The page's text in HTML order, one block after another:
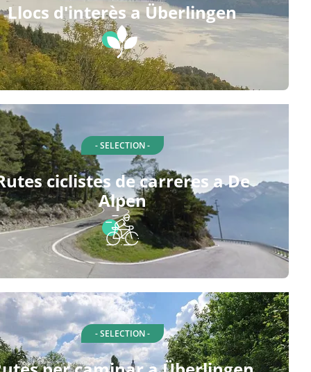
Llocs d'interès a Überlingen
- SELECTION -
ciclistes de carreres a De
Alpen
- SELECTION -